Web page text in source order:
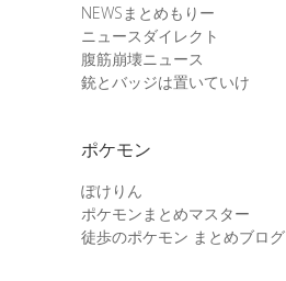
NEWSまとめもりー
ニュースダイレクト
腹筋崩壊ニュース
銃とバッジは置いていけ
ポケモン
ぽけりん
ポケモンまとめマスター
徒歩のポケモン まとめブログ